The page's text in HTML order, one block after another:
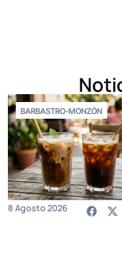
BARBASTRO-MONZÓN
8 Agosto 2026